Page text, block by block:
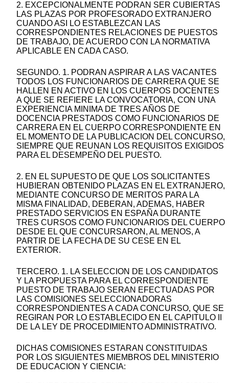
2. EXCEPCIONALMENTE PODRAN SER CUBIERTAS
LAS PLAZAS POR PROFESORADO EXTRANJERO
CUANDO ASI LO ESTABLEZCAN LAS
CORRESPONDIENTES RELACIONES DE PUESTOS
DE TRABAJO, DE ACUERDO CON LA NORMATIVA
APLICABLE EN CADA CASO.
SEGUNDO. 1. PODRAN ASPIRAR A LAS VACANTES
TODOS LOS FUNCIONARIOS DE CARRERA QUE SE
HALLEN EN ACTIVO EN LOS CUERPOS DOCENTES
A QUE SE REFIERE LA CONVOCATORIA, CON UNA
EXPERIENCIA MINIMA DE TRES AÑOS DE
DOCENCIA PRESTADOS COMO FUNCIONARIOS DE
CARRERA EN EL CUERPO CORRESPONDIENTE EN
EL MOMENTO DE LA PUBLICACION DEL CONCURSO,
SIEMPRE QUE REUNAN LOS REQUISITOS EXIGIDOS
PARA EL DESEMPEÑO DEL PUESTO.
2. EN EL SUPUESTO DE QUE LOS SOLICITANTES
HUBIERAN OBTENIDO PLAZAS EN EL EXTRANJERO,
MEDIANTE CONCURSO DE MERITOS PARA LA
MISMA FINALIDAD, DEBERAN, ADEMAS, HABER
PRESTADO SERVICIOS EN ESPAÑA DURANTE
TRES CURSOS COMO FUNCIONARIOS DEL CUERPO
DESDE EL QUE CONCURSARON, AL MENOS, A
PARTIR DE LA FECHA DE SU CESE EN EL
EXTERIOR.
TERCERO. 1. LA SELECCION DE LOS CANDIDATOS
Y LA PROPUESTA PARA EL CORRESPONDIENTE
PUESTO DE TRABAJO SERAN EFECTUADAS POR
LAS COMISIONES SELECCIONADORAS
CORRESPONDIENTES A CADA CONCURSO, QUE SE
REGIRAN POR LO ESTABLECIDO EN EL CAPITULO II
DE LA LEY DE PROCEDIMIENTO ADMINISTRATIVO.
DICHAS COMISIONES ESTARAN CONSTITUIDAS
POR LOS SIGUIENTES MIEMBROS DEL MINISTERIO
DE EDUCACION Y CIENCIA: